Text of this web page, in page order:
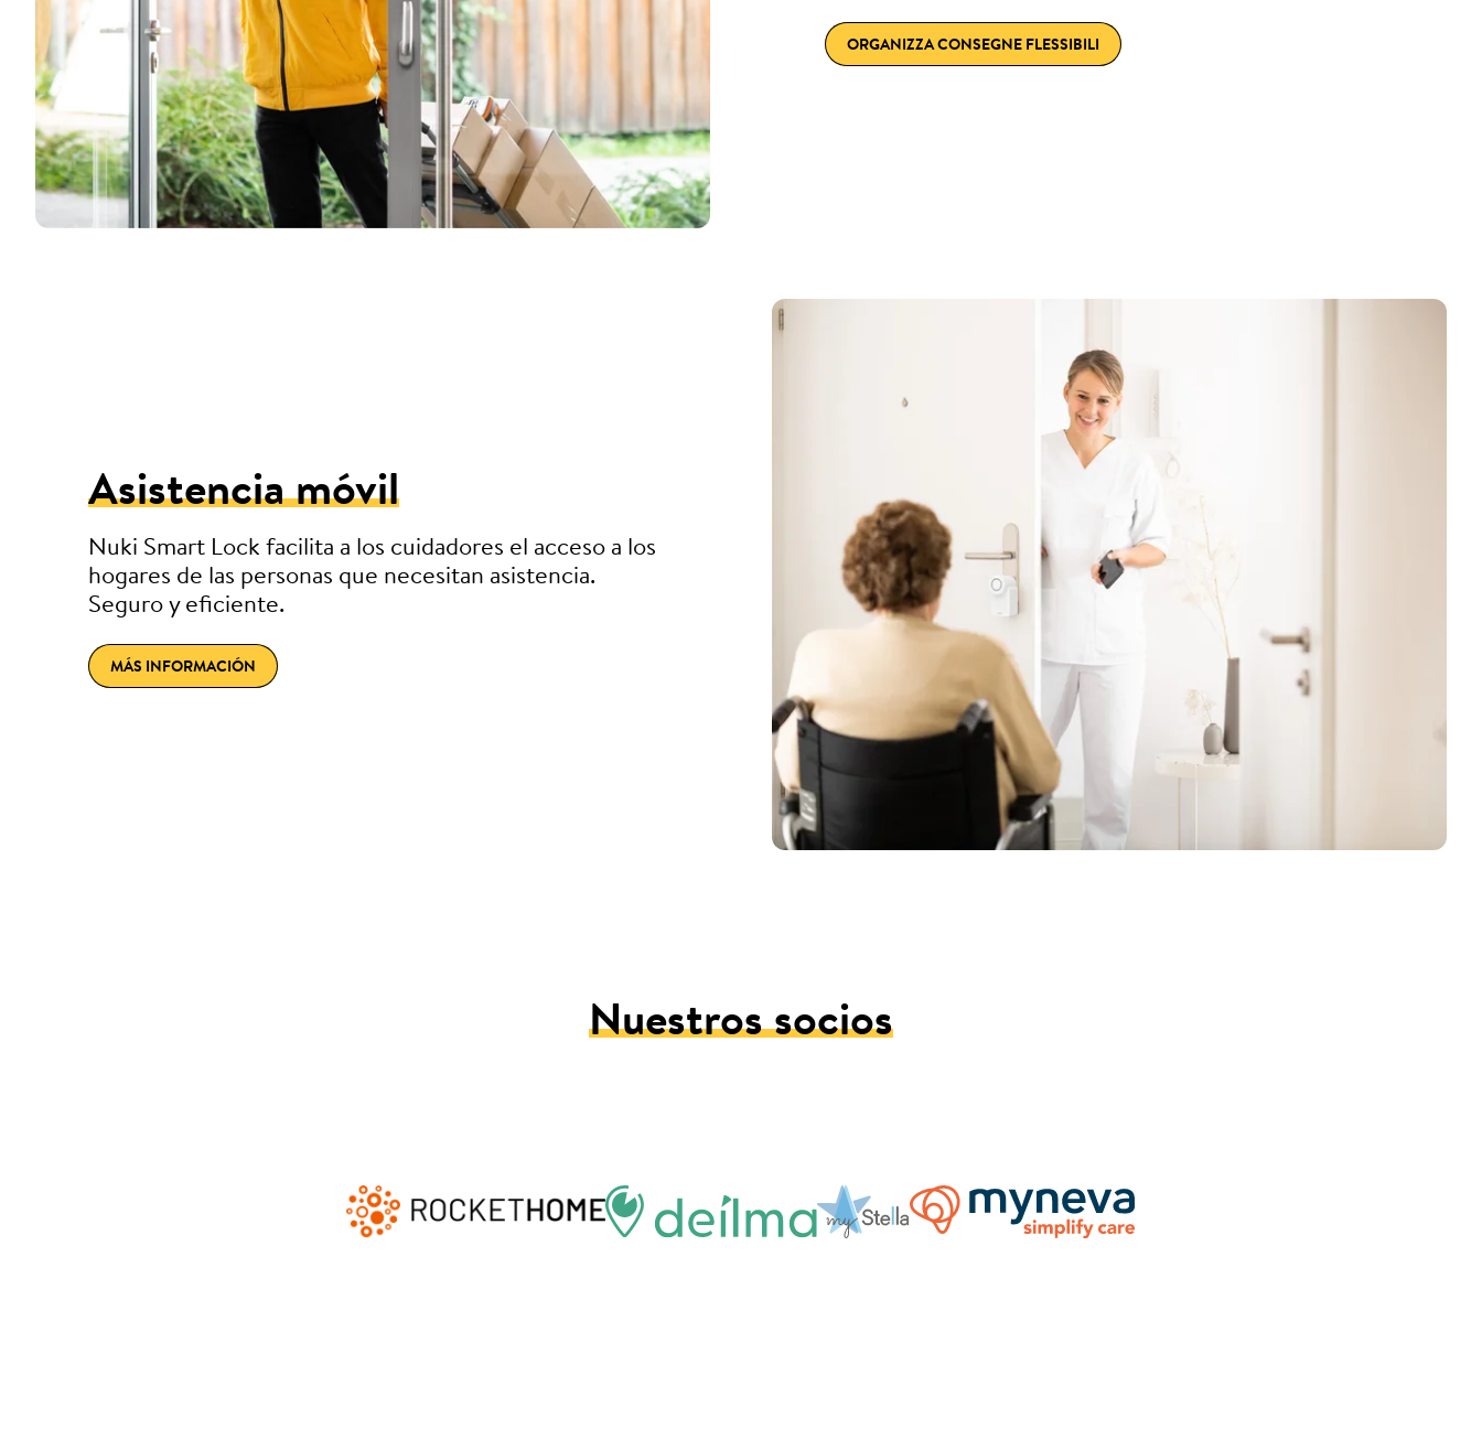
ORGANIZZA CONSEGNE FLESSIBILI
Asistencia móvil
Nuki Smart Lock facilita a los cuidadores el acceso a los
hogares de las personas que necesitan asistencia.
Seguro y eficiente.
MÁS INFORMACIÓN
Nuestros socios